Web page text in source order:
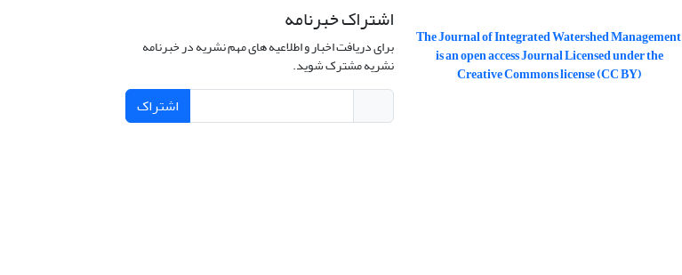
The Journal of Integrated Watershed Management
is an open access Journal Licensed under the
Creative Commons license (CC BY)
اشتراک خبرنامه
برای دریافت اخبار و اطلاعیه های مهم نشریه در خبرنامه
نشریه مشترک شوید.
اشتراک